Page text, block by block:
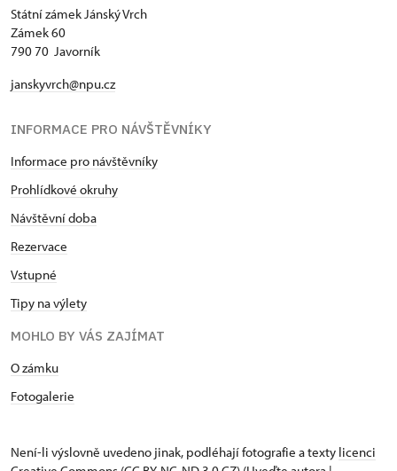
Státní zámek Jánský Vrch
Zámek 60
790 70 Javorník
janskyvrch@npu.cz
INFORMACE PRO NÁVŠTĚVNÍKY
Informace pro návštěvníky
Prohlídkové okruhy
Návštěvní doba
Rezervace
Vstupné
Tipy na výlety
MOHLO BY VÁS ZAJÍMAT
O zámku
Fotogalerie
Není-li výslovně uvedeno jinak, podléhají fotografie a texty licenci